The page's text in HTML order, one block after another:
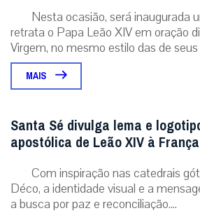
Nesta ocasião, será inaugurada
retrata o Papa Leão XIV em oração
Virgem, no mesmo estilo das de seus
MAIS
Santa Sé divulga lema e
apostólica de Leão XIV à França
Com inspiração nas catedrais
Déco, a identidade visual e a
a busca por paz e reconciliação....